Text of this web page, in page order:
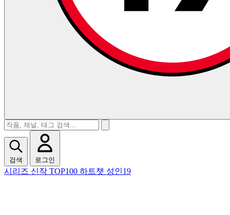
검색 로그인
시리즈 신작 TOP100 하트챗 성인19